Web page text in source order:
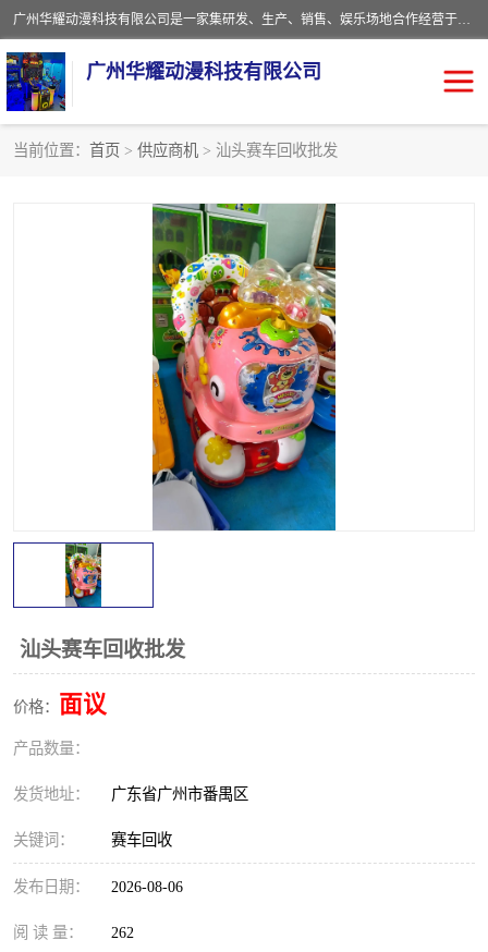
广州华耀动漫科技有限公司是一家集研发、生产、销售、娱乐场地合作经营于一体的动漫游戏公司。本公司拥有一支年轻化集研发生产到售后服务的队伍，及时地为客户提供、赚钱的产品。本公司以雄厚的实力、合理的价格、优良的服务与多家企业建立了长期的合作关系。热诚欢迎各界前来参观、考察、洽谈业务。目前公司经营的产品有：各种捕渔游戏机系列，大型模拟机系列、轮盘机系列、连线机系列、框体机系列、玛莉机系列等。
广州华耀动漫科技有限公司
当前位置： 首页 > 供应商机 > 汕头赛车回收批发
汕头赛车回收批发
价格： 面议
产品数量：
发货地址： 广东省广州市番禺区
关键词： 赛车回收
发布日期： 2026-08-06
阅 读 量： 262
电玩城回收
儿童机回收
*机回收